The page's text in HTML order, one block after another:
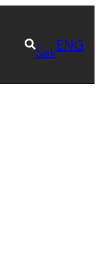
SøkENG